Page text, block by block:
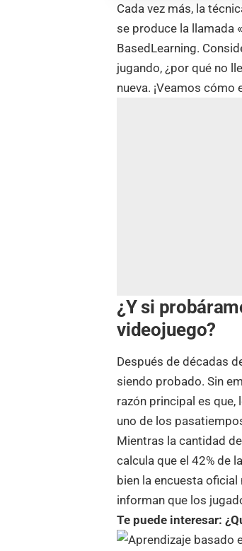
Cada vez más, la
se produce la llamada
BasedLearning.
jugando, ¿por qué no
nueva. ¡Veamos cómo
¿Y si
videojuego?
Después de décadas
siendo probado. Sin
razón principal es
uno de los
Mientras la cantidad
calcula que el 42% de
bien la encuesta
informan que los
Te puede interesar: